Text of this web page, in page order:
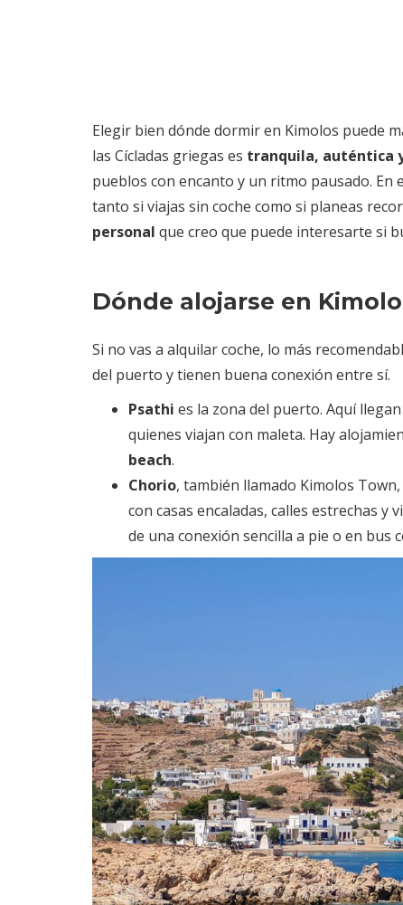
Elegir bien dónde dormir en Kimolos puede
las Cícladas griegas es tranquila, auténtica
pueblos con encanto y un ritmo pausado.
tanto si viajas sin coche como si planeas
personal que creo que puede interesarte si
Dónde alojarse en
Si no vas a alquilar coche, lo más
del puerto y tienen buena conexión entre sí.
Psathi es la zona del puerto. Aquí
quienes viajan con maleta. Hay
beach.
Chorio, también llamado Kimolos
con casas encaladas, calles estrechas y
de una conexión sencilla a pie o en bus